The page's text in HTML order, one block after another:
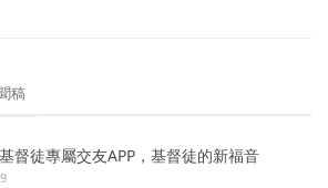
稿
督徒專屬交友APP，基督徒的新福音